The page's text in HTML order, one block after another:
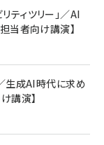
のデザイン
見る
ル 240W 結束バン
材採用 iPhone
MacBook
イトブラック)
缶 24本 ビー
ラベルビヤセラー
ティツリー」／AI
当者向け講演】
生成AI時代に求め
講演】